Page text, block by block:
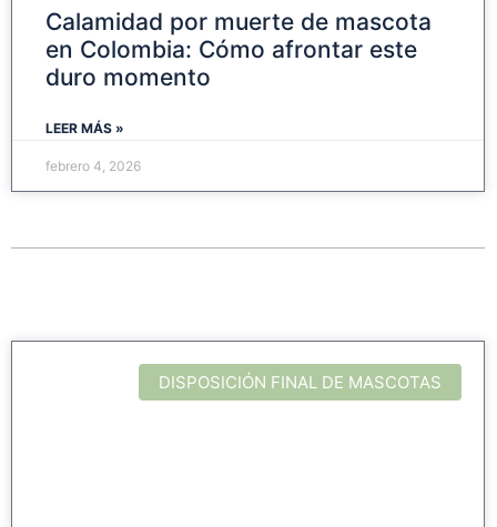
Calamidad por muerte de mascota
en Colombia: Cómo afrontar este
duro momento
LEER MÁS »
febrero 4, 2026
DISPOSICIÓN FINAL DE MASCOTAS